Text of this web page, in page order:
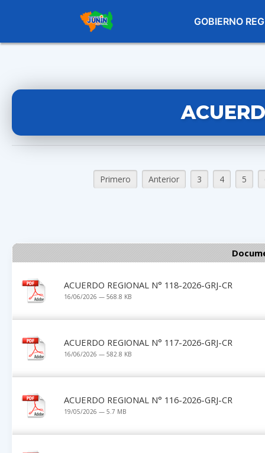
GOBIERNO
Primero Anterior 3 4 5
ACUERDO REGIONAL N° 118-2026-GRJ-CR
16/06/2026 — 568.8 KB
ACUERDO REGIONAL N° 117-2026-GRJ-CR
16/06/2026 — 582.8 KB
ACUERDO REGIONAL N° 116-2026-GRJ-CR
19/05/2026 — 5.7 MB